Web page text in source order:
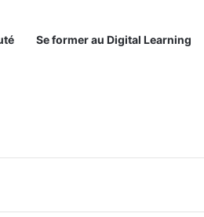
Se former au Digital Learning